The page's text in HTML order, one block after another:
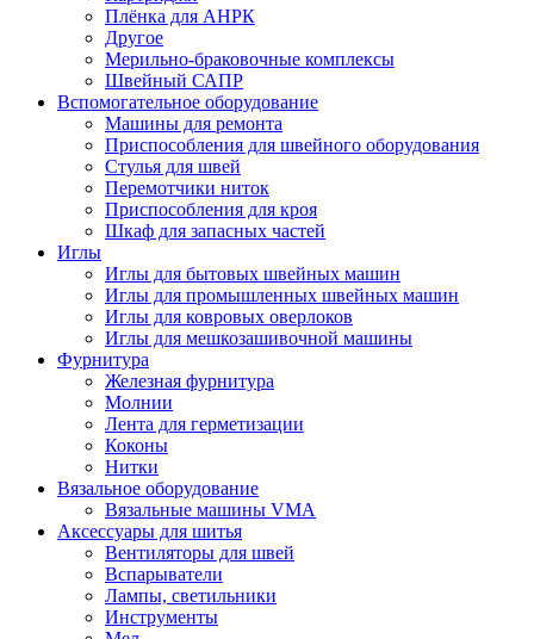
Плёнка для АНРК
Другое
Мерильно-браковочные комплексы
Швейный САПР
Вспомогательное оборудование
Машины для ремонта
Приспособления для швейного оборудования
Стулья для швей
Перемотчики ниток
Приспособления для кроя
Шкаф для запасных частей
Иглы
Иглы для бытовых швейных машин
Иглы для промышленных швейных машин
Иглы для ковровых оверлоков
Иглы для мешкозашивочной машины
Фурнитура
Железная фурнитура
Молнии
Лента для герметизации
Коконы
Нитки
Вязальное оборудование
Вязальные машины VMA
Аксессуары для шитья
Вентиляторы для швей
Вспарыватели
Лампы, светильники
Инструменты